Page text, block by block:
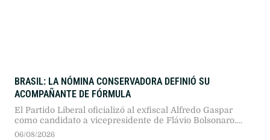
BRASIL: LA NÓMINA CONSERVADORA DEFINIÓ SU
ACOMPAÑANTE DE FÓRMULA
El Partido Liberal oficializó al exfiscal Alfredo Gaspar
como candidato a vicepresidente de Flávio Bolsonaro.
Tras fracasar los intentos por sumar una figura femenina
06/08/2026